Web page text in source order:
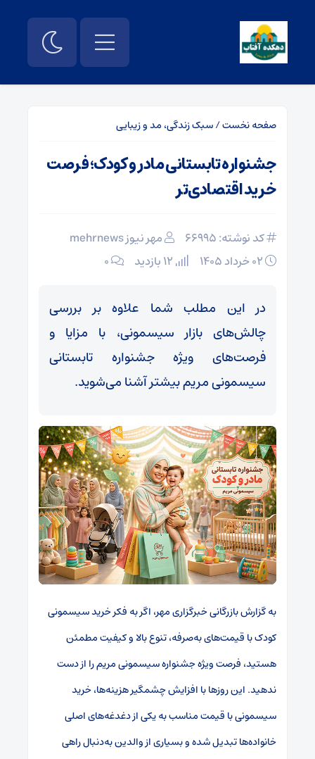
صفحه نخست/سبک زندگی، مد و زیبایی
جشنواره تابستانی مادر و کودک؛ فرصت
خرید اقتصادی‌تر
کد نوشته: 66995
مهر نیوز mehrnews
۰
در این مطلب شما علاوه‌ بر بررسی
چالش‌های بازار سیسمونی، با مزایا و
فرصت‌های ویژه جشنواره تابستانی
سیسمونی مریم بیشتر آشنا می‌شوید.
به گزارش بازرگانیخبرگزاری مهر، اگر به فکر خرید سیسمونی
کودک با قیمت‌های به‌صرفه، تنوع بالا و کیفیت مطمئن
هستید، فرصت ویژه جشنواره سیسمونی مریم را از دست
ندهید. این روزها با افزایش چشمگیر هزینه‌ها، خرید
سیسمونی با قیمت مناسب به یکی از دغدغه‌های اصلی
خانواده‌ها تبدیل شده و بسیاری از والدین به‌دنبال راهی